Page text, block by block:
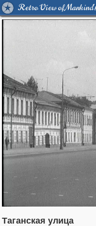
Retro View of
Таганская улица
1,406,837 29,243
319,861 8,286
160,009